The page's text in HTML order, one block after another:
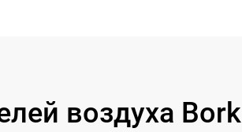
воздуха Bork